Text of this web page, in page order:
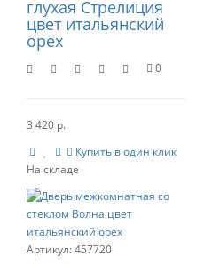
глухая Стрелиция
цвет итальянский
орех
0
3 420 р.
Купить в один клик
457720